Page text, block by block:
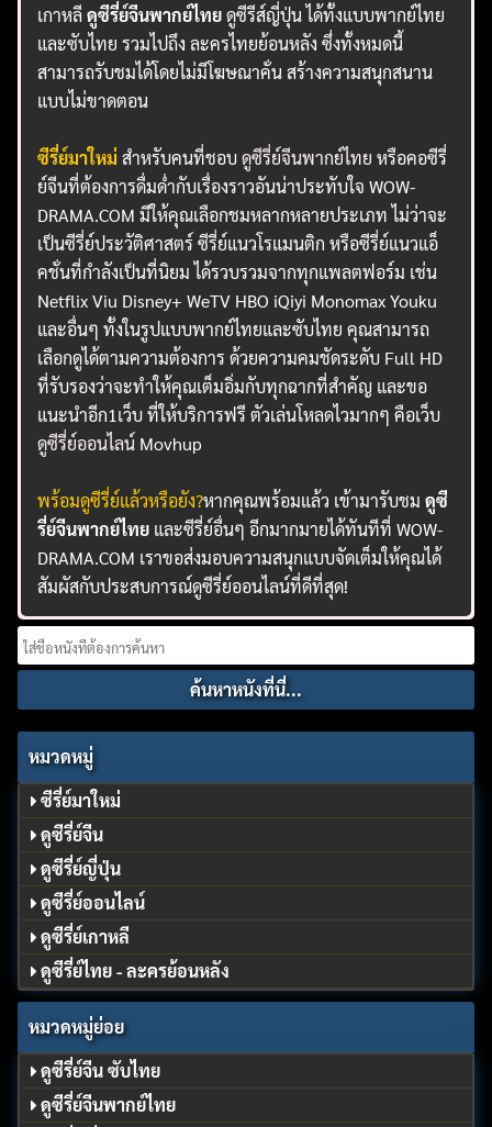
เกาหลีดูซีรี่ย์จีนพากย์ไทยดูซีรีส์ญี่ปุ่น ได้ทั้งแบบพากย์ไทย
และซับไทย รวมไปถึง ละครไทยย้อนหลัง ซึ่งทั้งหมดนี้
สามารถรับชมได้โดยไม่มีโฆษณาคั่น สร้างความสนุกสนาน
แบบไม่ขาดตอน
ซีรี่ย์มาใหม่ สำหรับคนที่ชอบดูซีรี่ย์จีนพากย์ไทย หรือคอซีรี่
ย์จีนที่ต้องการดื่มด่ำกับเรื่องราวอันน่าประทับใจ WOW-
DRAMA.COM มีให้คุณเลือกชมหลากหลายประเภท ไม่ว่าจะ
เป็นซีรี่ย์ประวัติศาสตร์ ซีรี่ย์แนวโรแมนติก หรือซีรี่ย์แนวแอ็
คชั่นที่กำลังเป็นที่นิยม ได้รวบรวมจากทุกแพลตฟอร์ม เช่น
Netflix Viu Disney+ WeTV HBO iQiyi Monomax Youku
และอื่นๆ ทั้งในรูปแบบพากย์ไทยและซับไทย คุณสามารถ
เลือกดูได้ตามความต้องการ ด้วยความคมชัดระดับ Full HD
ที่รับรองว่าจะทำให้คุณเต็มอิ่มกับทุกฉากที่สำคัญ และขอ
แนะนำอีก1เว็บ ที่ให้บริการฟรี ตัวเล่นโหลดไวมากๆ คือเว็บ
ดูซีรี่ย์ออนไลน์ Movhup
พร้อมดูซีรี่ย์แล้วหรือยัง?หากคุณพร้อมแล้ว เข้ามารับชมดูซี
รี่ย์จีนพากย์ไทย และซีรี่ย์อื่นๆ อีกมากมายได้ทันทีที่ WOW-
DRAMA.COM เราขอส่งมอบความสนุกแบบจัดเต็มให้คุณได้
สัมผัสกับประสบการณ์ดูซีรี่ย์ออนไลน์ที่ดีที่สุด!
Search
for:
หมวดหมู่
ซีรี่ย์มาใหม่
ดูซีรี่ย์จีน
ดูซีรี่ย์ญี่ปุ่น
ดูซีรี่ย์ออนไลน์
ดูซีรี่ย์เกาหลี
ดูซีรี่ย์ไทย - ละครย้อนหลัง
หมวดหมู่ย่อย
ดูซีรี่ย์จีน ซับไทย
ดูซีรี่ย์จีนพากย์ไทย